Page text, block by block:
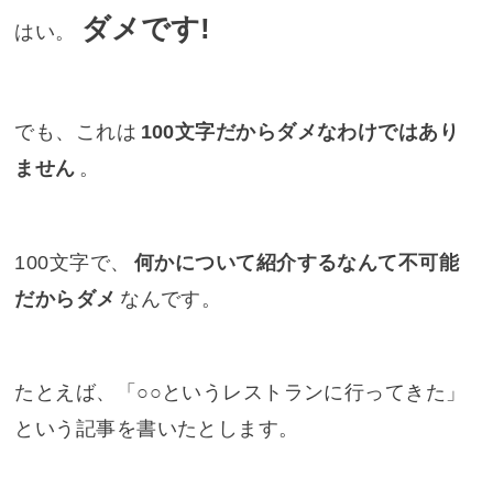
はい。 ダメです!
でも、これは 100文字だからダメなわけではあり
ません 。
100文字で、
何かについて紹介するなんて不可能
だからダメ なんです。
たとえば、「○○というレストランに行ってきた」
という記事を書いたとします。